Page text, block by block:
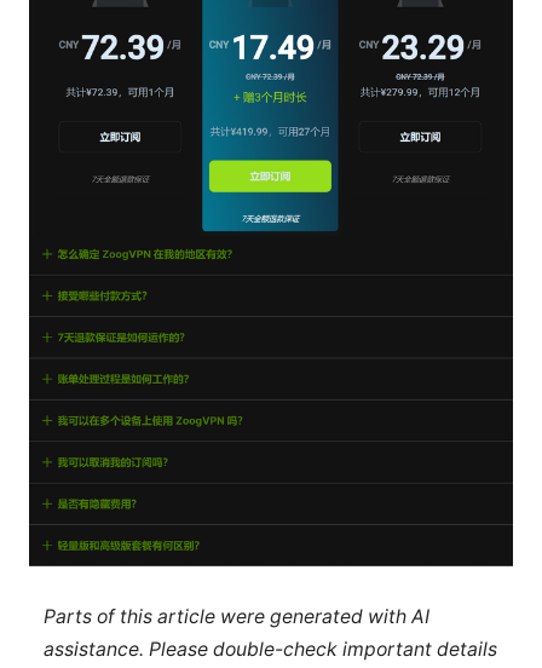
Parts of this article were generated with AI
assistance. Please double-check important details